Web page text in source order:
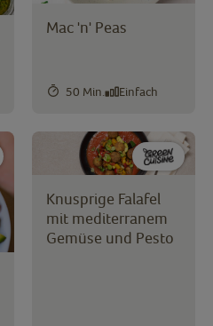
Mac 'n' Peas
50 Min. Einfach
Knusprige Falafel
mit mediterranem
Gemüse und Pesto